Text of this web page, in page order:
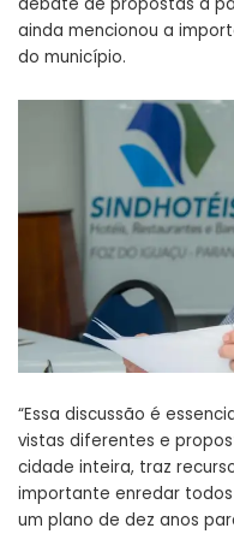
ainda mencionou a
do município.
“Essa discussão é
vistas diferentes e
cidade inteira, traz
importante enredar
um plano de dez anos